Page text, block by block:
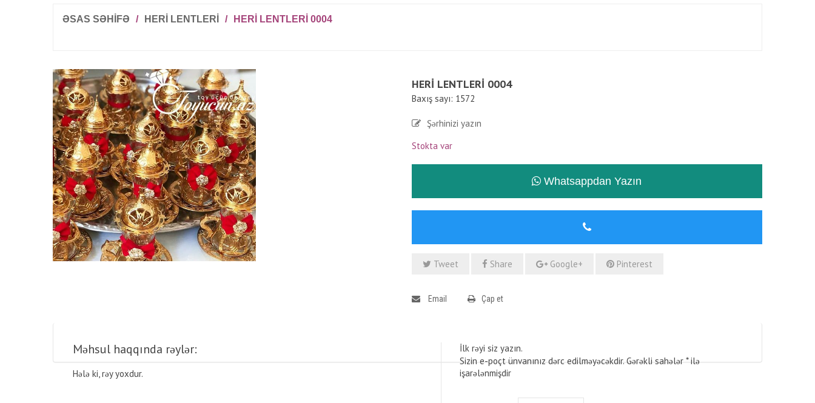
ƏSAS SƏHİFƏ / HERI LENTLERI / HERI LENTLERI 0004
HERI LENTLERI 0004
Baxış sayı: 1572
Şərhinizi yazın
Stokta var
Whatsappdan Yazın
Tweet Share Google+ Pinterest
Email Çap et
Məhsul haqqında rəylər:
Hələ ki, rəy yoxdur.
İlk rəyi siz yazın.
Sizin e-poçt ünvanınız dərc edilməyəcəkdir. Gərəkli sahələr*ilə
işarələnmişdir